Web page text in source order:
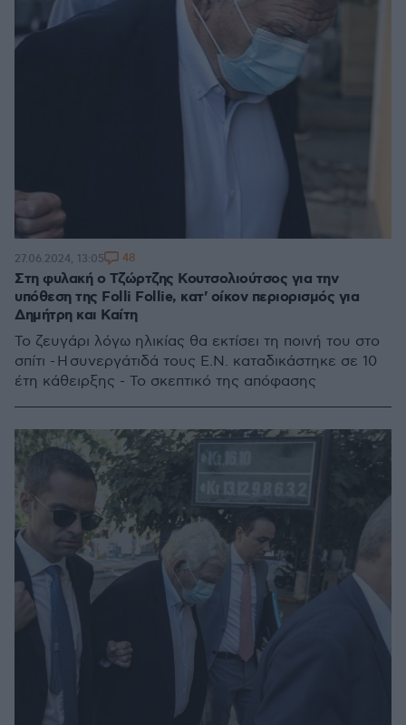
Στη φυλακή ο Τζώρτζης Κουτσολιούτσος για την
υπόθεση της Folli Follie, κατ' οίκον περιορισμός για
Δημήτρη και Καίτη
Το ζευγάρι λόγω ηλικίας θα εκτίσει τη ποινή του στο
σπίτι - Η συνεργάτιδά τους Ε.Ν. καταδικάστηκε σε 10
έτη κάθειρξης - Το σκεπτικό της απόφασης
27.06.2024, 13:05 48